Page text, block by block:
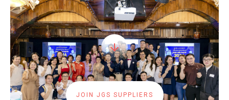
JOIN JGS SUPPLIERS